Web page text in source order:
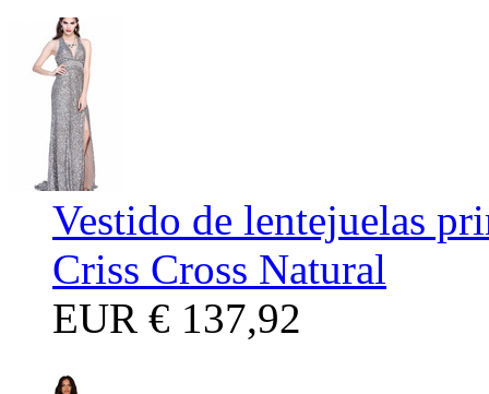
Vestido de lentejuelas
Criss Cross Natural
EUR € 137,92